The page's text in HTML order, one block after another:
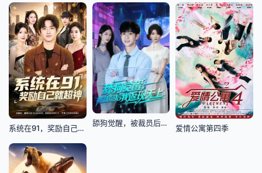
系统在91，奖励自己就超神
舔狗觉醒，被裁员后我返现无上
爱情公寓第四季